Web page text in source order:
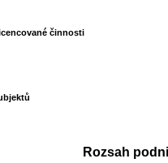
činnosti
Rozsah